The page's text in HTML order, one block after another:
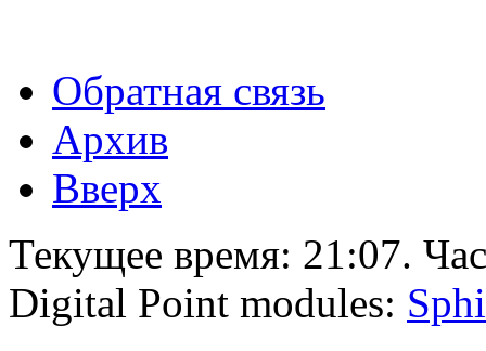
Обратная связь
Архив
Вверх
Текущее время: 21:07.
Digital Point modules: